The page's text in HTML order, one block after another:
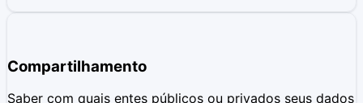
Compartilhamento
Saber com quais entes públicos ou privados seus dados